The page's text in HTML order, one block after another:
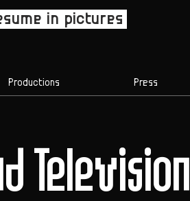
in pictures
Productions Press
Television